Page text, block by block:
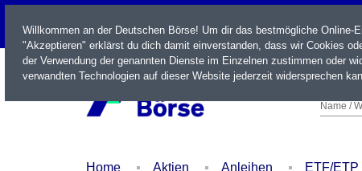
LIVE
Name /
Home Aktien Anleihen ETF/ETP
Willkommen an der Deutschen Börse! Um dir das bestmögliche
"Akzeptieren" erklärst du dich damit einverstanden, dass wir Cookies
der Verwendung der genannten Dienste im Einzelnen zustimmen oder
verwandten Technologien auf dieser Website jederzeit widersprechen